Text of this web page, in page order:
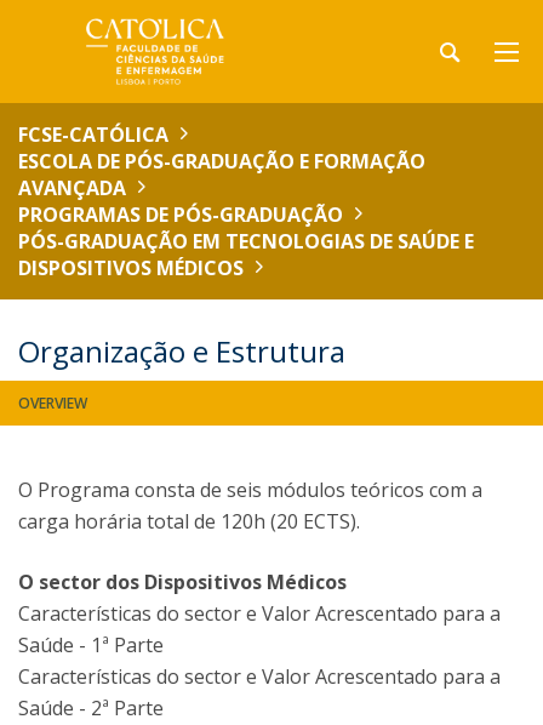
FCSE-CATÓLICA
ESCOLA DE PÓS-GRADUAÇÃO E FORMAÇÃO
AVANÇADA
PROGRAMAS DE PÓS-GRADUAÇÃO
PÓS-GRADUAÇÃO EM TECNOLOGIAS DE SAÚDE E
DISPOSITIVOS MÉDICOS
Organização e Estrutura
OVERVIEW
O Programa consta de seis módulos teóricos com a
carga horária total de 120h (20 ECTS).
O sector dos Dispositivos Médicos
Características do sector e Valor Acrescentado para a
Saúde - 1ª Parte
Características do sector e Valor Acrescentado para a
Saúde - 2ª Parte